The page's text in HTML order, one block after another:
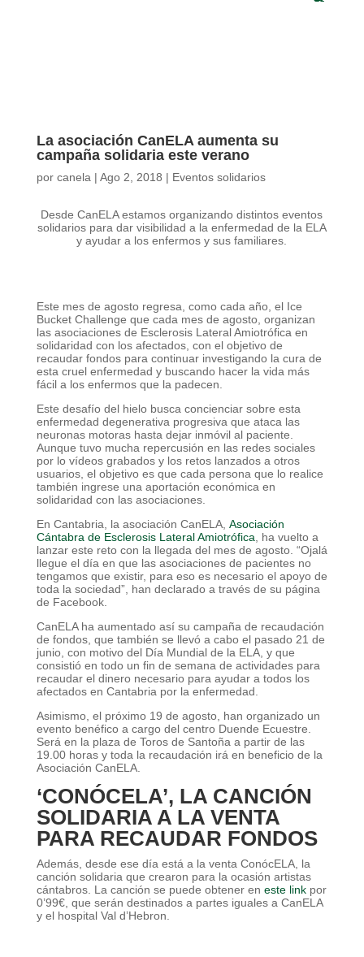
La asociación CanELA aumenta su
campaña solidaria este verano
por canela | Ago 2, 2018 | Eventos solidarios
Desde CanELA estamos organizando distintos eventos
solidarios para dar visibilidad a la enfermedad de la ELA
y ayudar a los enfermos y sus familiares.
Este mes de agosto regresa, como cada año, el Ice
Bucket Challenge que cada mes de agosto, organizan
las asociaciones de Esclerosis Lateral Amiotrófica en
solidaridad con los afectados, con el objetivo de
recaudar fondos para continuar investigando la cura de
esta cruel enfermedad y buscando hacer la vida más
fácil a los enfermos que la padecen.
Este desafío del hielo busca concienciar sobre esta
enfermedad degenerativa progresiva que ataca las
neuronas motoras hasta dejar inmóvil al paciente.
Aunque tuvo mucha repercusión en las redes sociales
por lo vídeos grabados y los retos lanzados a otros
usuarios, el objetivo es que cada persona que lo realice
también ingrese una aportación económica en
solidaridad con las asociaciones.
En Cantabria, la asociación CanELA, Asociación
Cántabra de Esclerosis Lateral Amiotrófica , ha vuelto a
lanzar este reto con la llegada del mes de agosto. “Ojalá
llegue el día en que las asociaciones de pacientes no
tengamos que existir, para eso es necesario el apoyo de
toda la sociedad”, han declarado a través de su página
de Facebook.
CanELA ha aumentado así su campaña de recaudación
de fondos, que también se llevó a cabo el pasado 21 de
junio, con motivo del Día Mundial de la ELA, y que
consistió en todo un fin de semana de actividades para
recaudar el dinero necesario para ayudar a todos los
afectados en Cantabria por la enfermedad.
Asimismo, el próximo 19 de agosto, han organizado un
evento benéfico a cargo del centro Duende Ecuestre
Será en la plaza de Toros de Santoña a partir de las
19.00 horas y toda la recaudación irá en beneficio de la
Asociación CanELA.
‘CONÓCELA’, LA CANCIÓN
SOLIDARIA A LA VENTA
PARA RECAUDAR FONDOS
Además, desde ese día está a la venta ConócELA, la
canción solidaria que crearon para la ocasión artistas
cántabros. La canción se puede obtener en este linkpor
0’99€, que serán destinados a partes iguales a CanELA
y el hospital Val d’Hebron.